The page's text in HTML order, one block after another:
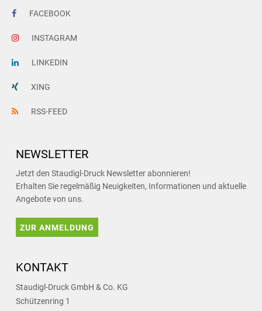
FACEBOOK
INSTAGRAM
LINKEDIN
XING
RSS-FEED
NEWSLETTER
Jetzt den Staudigl-Druck Newsletter abonnieren!
Erhalten Sie regelmäßig Neuigkeiten, Informationen und aktuelle
Angebote von uns.
ZUR ANMELDUNG
KONTAKT
Staudigl-Druck GmbH & Co. KG
Schützenring 1